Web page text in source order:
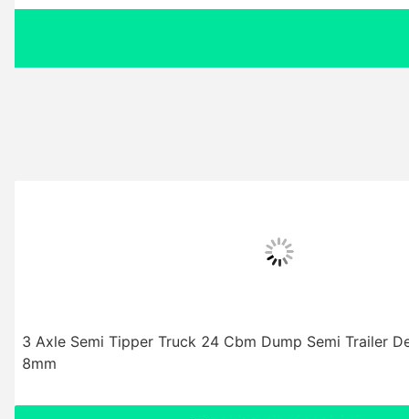
3 Axle Semi Tipper Truck 24 Cbm Dump Semi Trailer
8mm